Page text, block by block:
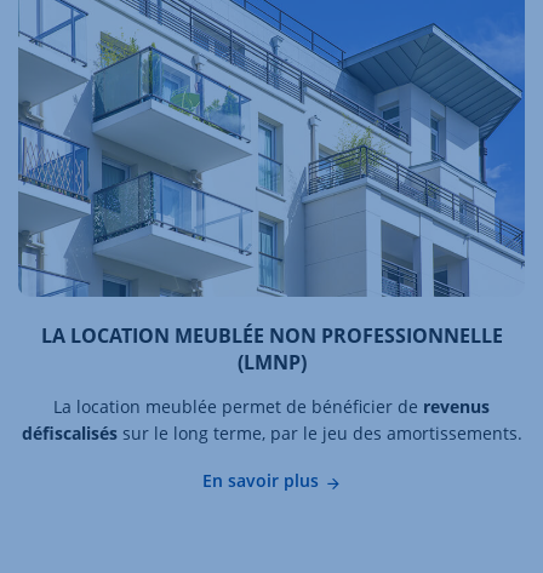
LA LOCATION MEUBLÉE NON PROFESSIONNELLE
(LMNP)
La location meublée permet de bénéficier de revenus
défiscaliséssur le long terme, par le jeu des amortissements.
En savoir plus